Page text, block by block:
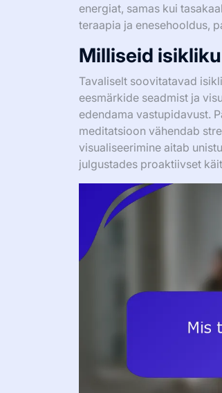
energiat, samas kui
teraapia ja enesehooldus,
Milliseid
Tavaliselt soovitatavad
eesmärkide seadmist ja
edendama vastupidavust.
meditatsioon vähendab
visualiseerimine aitab
julgustades proaktiivset